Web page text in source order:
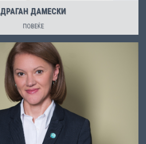
ДРАГАН ДАМЕСКИ
ПОВЕЌЕ